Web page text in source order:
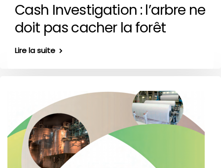
Cash Investigation : l’arbre ne
doit pas cacher la forêt
Lire la suite